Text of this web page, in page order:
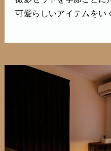
可愛らしいアイテムをい